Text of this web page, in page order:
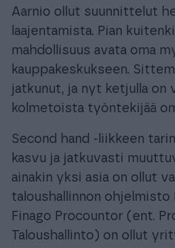
Aarnio ollut suunnittelut
laajentamista. Pian
mahdollisuus avata oma
kauppakeskukseen.
jatkunut, ja nyt ketjulla on
kolmetoista työntekijää
Second hand -liikkeen
kasvu ja jatkuvasti
ainakin yksi asia on ollut
taloushallinnon ohjelmisto
Finago Procountor (ent.
Taloushallinto) on ollut